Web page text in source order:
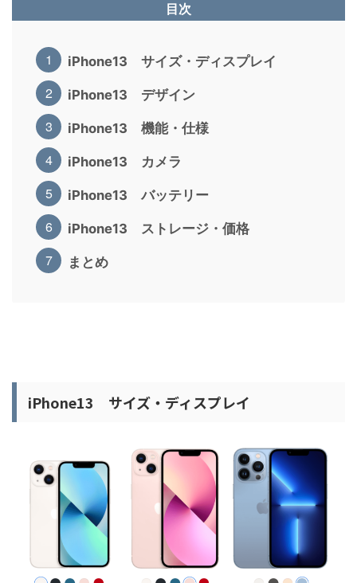
目次
iPhone13 サイズ・ディスプレイ
iPhone13 デザイン
iPhone13 機能・仕様
iPhone13 カメラ
iPhone13 バッテリー
iPhone13 ストレージ・価格
まとめ
iPhone13 サイズ・ディスプレイ